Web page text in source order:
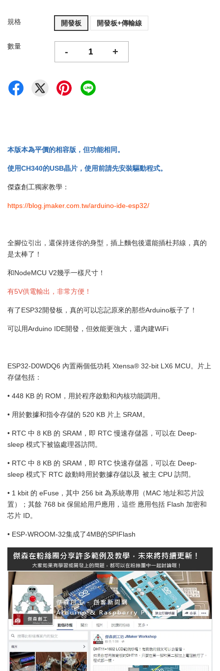
規格 開發板 開發板+傳輸線
數量 - +
本版本為平價的相容版，但功能相同。
使用CH340的USB晶片，使用前請先安裝驅動程式。
傑森創工獨家教學：
https://blog.jmaker.com.tw/arduino-ide-esp32/
全腳位引出，還保持迷你的身型，插上麵包後還能插杜邦線，真的
是太棒了！
和NodeMCU V2幾乎一樣尺寸！
有5V供電輸出，非常方便！
有了ESP32開發板，真的可以忘記原來的那些Arduino板子了！
可以用Arduino IDE開發，但效能更強大，還內建WiFi
ESP32-D0WDQ6 內置兩個低功耗 Xtensa® 32-bit LX6 MCU。片上
存儲包括：
• 448 KB 的 ROM，用於程序啟動和內核功能調用。
• 用於數據和指令存儲的 520 KB 片上 SRAM。
• RTC 中 8 KB 的 SRAM，即 RTC 慢速存儲器，可以在 Deep-
sleep 模式下被協處理器訪問。
• RTC 中 8 KB 的 SRAM，即 RTC 快速存儲器，可以在 Deep-
sleep 模式下 RTC 啟動時用於數據存儲以及 被主 CPU 訪問。
• 1 kbit 的 eFuse，其中 256 bit 為系統專用（MAC 地址和芯片設
置）；其餘 768 bit 保留給用戶應用，這些 應用包括 Flash 加密和
芯片 ID。
• ESP-WROOM-32集成了4MB的SPIFlash